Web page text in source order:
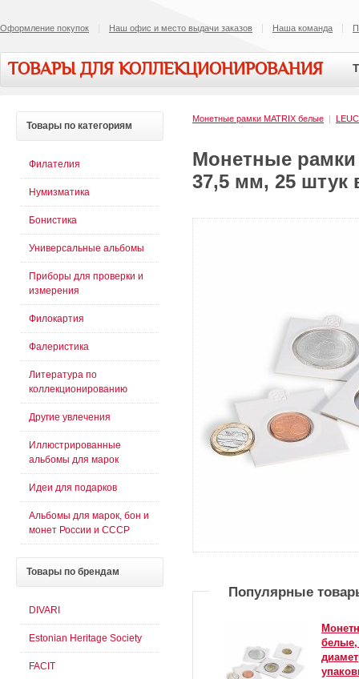
Оформление покупок Наш офис и место выдачи заказов Наша команда
ТОВАРЫ ДЛЯ КОЛЛЕКЦИОНИРОВАНИЯ
Монетные рамки MATRIX белые |
Монетные рамки
37,5 мм, 25 штук
Популярные
Товары по категориям
Филателия
Нумизматика
Бонистика
Универсальные альбомы
Приборы для проверки и
измерения
Филокартия
Фалеристика
Литература по
коллекционированию
Другие увлечения
Иллюстрированные
альбомы для марок
Идеи для подарков
Альбомы для марок, бон и
монет России и СССР
Товары по брендам
DIVARI
Estonian Heritage Society
FACIT